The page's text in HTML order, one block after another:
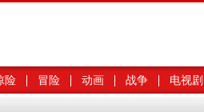
险 冒险 动画 战争 电视剧